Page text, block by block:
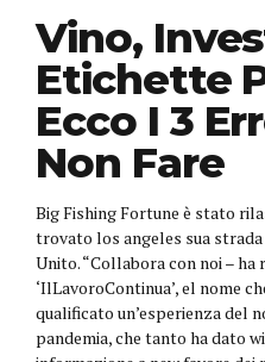
Vino,
Etichette
Ecco I 3
Non Fare
Big Fishing Fortune è stato
trovato los angeles sua
Unito. “Collabora con noi –
‘IlLavoroContinua’, el nome
qualificato un’esperienza del
pandemia, che tanto ha dato